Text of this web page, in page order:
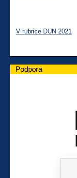
V rubrice DUN 2021
Podpora